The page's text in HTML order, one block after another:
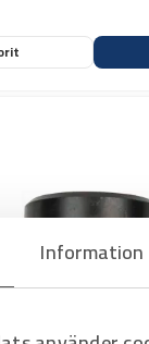
Information